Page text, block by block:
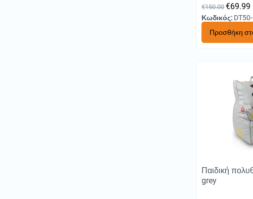
€150.00 €69.99
Κωδικός:
Προσθήκη
Παιδική
grey